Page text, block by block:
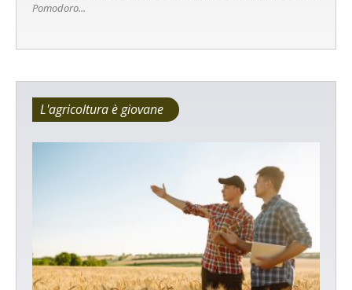
Pomodoro...
L'agricoltura è giovane